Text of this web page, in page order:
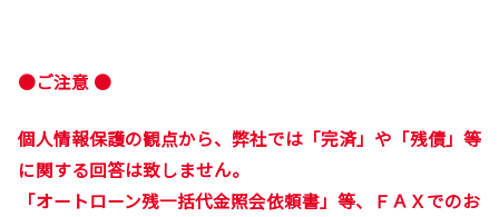
●ご注意 ●
個人情報保護の観点から、弊社では「完済」や「残債」等
に関する回答は致しません。
「オートローン残一括代金照会依頼書」等、ＦＡＸでのお